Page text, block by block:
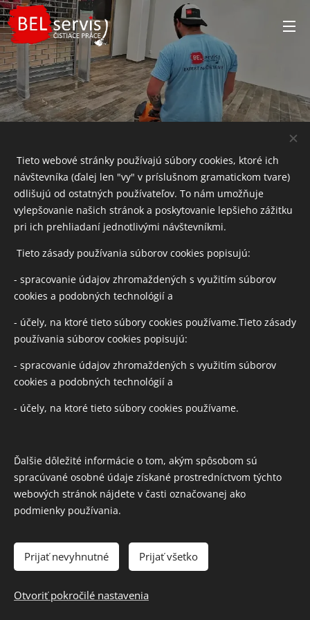
BEL SERVIS
, tvoria iba kvalifikovaní pracovníci,
ktorí majú dlhoročné skúsenosti a disponujú kvalitnou
prácou so zameraním na detail.
životnému prostrediu
strán.
Náročný zákazník je výzva, nie prekážka.
Cookies
Tieto webové stránky používajú súbory cookies, ktoré ich
návštevníka (ďalej len "vy" v príslušnom gramatickom tvare)
odlišujú od ostatných používateľov. To nám umožňuje
vylepšovanie našich stránok a poskytovanie lepšieho zážitku
pri ich prehliadaní jednotlivými návštevníkmi.
Tieto zásady používania súborov cookies popisujú:
- spracovanie údajov zhromaždených s využitím súborov
cookies a podobných technológií a
- účely, na ktoré tieto súbory cookies používame.Tieto zásady
používania súborov cookies popisujú:
- spracovanie údajov zhromaždených s využitím súborov
cookies a podobných technológií a
- účely, na ktoré tieto súbory cookies používame.
Ďalšie dôležité informácie o tom, akým spôsobom sú
spracúvané osobné údaje získané prostredníctvom týchto
webových stránok nájdete v časti označovanej ako
podmienky používania.
Prijať nevyhnutné Prijať všetko
Otvoriť pokročilé nastavenia